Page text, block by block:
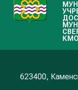
623400,